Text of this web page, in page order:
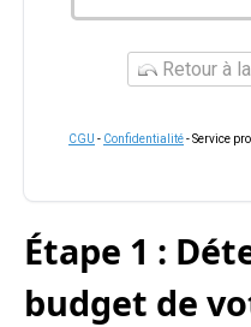
Retour à
CGU - Confidentialité- Service
Étape 1 :
budget de